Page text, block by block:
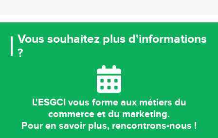
Vous souhaitez plus d'informations
?
L'ESGCI vous forme aux métiers du
commerce et du marketing.
Pour en savoir plus, rencontrons-nous !